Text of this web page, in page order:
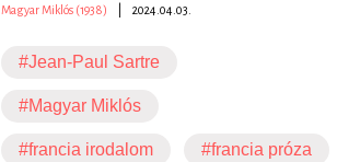
Magyar Miklós (1938) 2024.04.03.
#Jean-Paul Sartre
#Magyar Miklós
#francia irodalom #francia próza